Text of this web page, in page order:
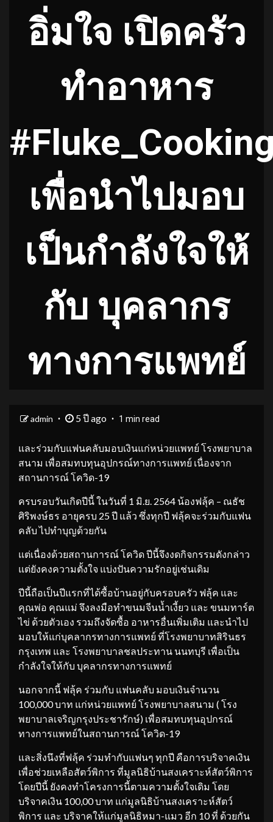
อิ่มใจ เปิดครัว
ทำอาหาร
เพื่อนำไปมอบ
เป็นกำลังใจให้
กับ บุคลากร
ทางการแพทย์
admin 5 ปี ago 1 min read
และร่วมกับแฟนคลับมอบเงินแก่หน่วยแพทย์ โรงพยาบาล
สนาม เพื่อสมทบทุนอุปกรณ์ทางการแพทย์ เนื่องจาก
สถานการณ์ โควิด-19
ครบรอบวันเกิดปีนี้ ในวันที่ 1 มิ.ย. 2564 น้องฟลุ้ค – ณธัช
ศิริพงษ์ธร อายุครบ 25 ปี แล้ว ซึ่งทุกปี ฟลุ้คจะร่วมกับแฟน
คลับ ไปทำบุญด้วยกัน
แต่เนื่องด้วยสถานการณ์ โควิด ปีนี้จึงงดกิจกรรมดังกล่าว
แต่ยังคงความตั้งใจ แบ่งปันความรักอยู่เช่นเดิม
ปีนี้ถือเป็นปีแรกที่ได้ซื้อบ้านอยู่กับครอบครัว ฟลุ้ค และ
คุณพ่อ คุณแม่ จึงลงมือทำขนมจีนน้ำเงี้ยว และ ขนมทาร์ต
ไข่ ด้วยตัวเอง รวมถึงจัดซื้อ อาหารอื่นเพิ่มเติม และนำไป
มอบให้แก่บุคลากรทางการแพทย์ ที่โรงพยาบาทสิรินธร
กรุงเทพ และ โรงพยาบาลชลประทาน นนทบุรี เพื่อเป็น
กำลังใจให้กับ บุคลากรทางการแพทย์
นอกจากนี้ ฟลุ้ค ร่วมกับ แฟนคลับ มอบเงินจำนวน
100,000 บาท แก่หน่วยแพทย์ โรงพยาบาลสนาม ( โรง
พยาบาลเจริญกรุงประชารักษ์) เพื่อสมทบทุนอุปกรณ์
ทางการแพทย์ในสถานการณ์ โควิด-19
และสิ่งนึงที่ฟลุ้ค ร่วมทำกับแฟนๆ ทุกปี คือการบริจาคเงิน
เพื่อช่วยเหลือสัตว์พิการ ที่มูลนิธิบ้านสงเคราะห์สัตว์พิการ
โดยปีนี้ ยังคงทำโครงการนี้ตามความตั้งใจเดิม โดย
บริจาคเงิน 100,00 บาท แก่มูลนิธิบ้านสงเคราะห์สัตว์
พิการ และ บริจาคให้แก่มูลนิธิหมา-แมว อีก 10 ที่ ด้วยกัน